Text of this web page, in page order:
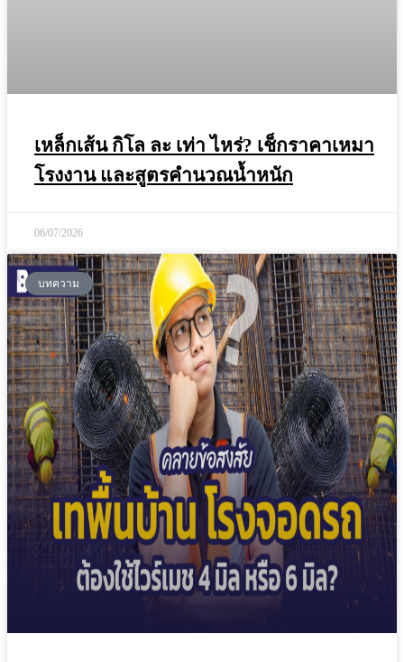
เหล็กเส้น กิโล ละ เท่า ไหร่? เช็กราคาเหมา
โรงงาน และสูตรคำนวณน้ำหนัก
06/07/2026
บทความ